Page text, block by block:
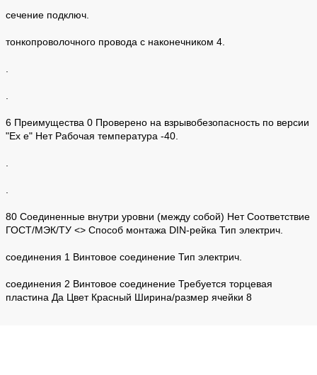
сечение подключ.
тонкопроволочного провода с наконечником 4.
6 Преимущества 0 Проверено на взрывобезопасность по версии
"Ex e" Нет Рабочая температура -40.
80 Соединенные внутри уровни (между собой) Нет Соответствие
ГОСТ/МЭК/ТУ <> Способ монтажа DIN-рейка Тип электрич.
соединения 1 Винтовое соединение Тип электрич.
соединения 2 Винтовое соединение Требуется торцевая
пластина Да Цвет Красный Ширина/размер ячейки 8